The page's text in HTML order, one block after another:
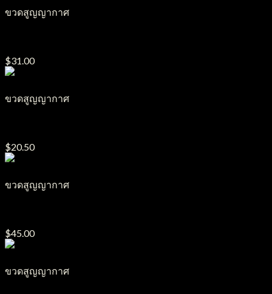
ขวดสูญญากาศ
$31.00
ขวดสูญญากาศ
$20.50
ขวดสูญญากาศ
$45.00
ขวดสูญญากาศ